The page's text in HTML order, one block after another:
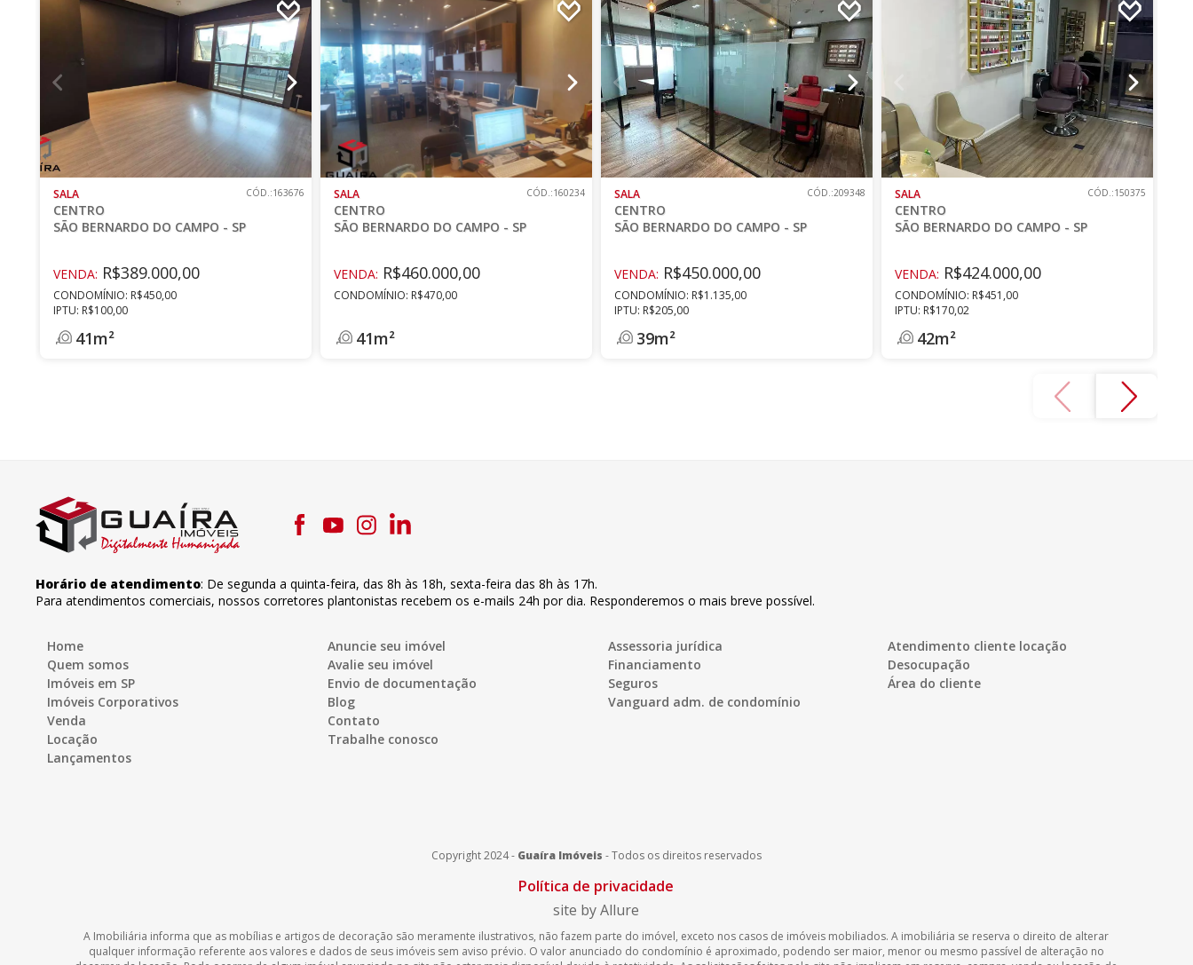
SALA
CENTRO
SÃO BERNARDO DO CAMPO - SP
CÓD.:163676
VENDA: R$389.000,00
CONDOMÍNIO: R$450,00
IPTU: R$100,00
41m²
SALA
CENTRO
SÃO BERNARDO DO CAMPO - SP
CÓD.:160234
VENDA: R$460.000,00
CONDOMÍNIO: R$470,00
41m²
SALA
CENTRO
SÃO BERNARDO DO CAMPO - SP
CÓD.:209348
VENDA: R$450.000,00
CONDOMÍNIO: R$1.135,00
IPTU: R$205,00
39m²
SALA
CENTRO
SÃO BERNARDO DO CAMPO - SP
CÓD.:150375
VENDA: R$424.000,00
CONDOMÍNIO: R$451,00
IPTU: R$170,02
42m²
Horário de atendimento: De segunda a quinta-feira,das 8h às 18h,sexta-feira das 8h às 17h.
Para atendimentos comerciais, nossos corretores plantonistas recebem os e-mails 24h por dia. Responderemos o mais breve possível.
Home
Quem somos
Imóveis em SP
Imóveis Corporativos
Venda
Locação
Lançamentos
Anuncie seu imóvel
Avalie seu imóvel
Envio de documentação
Blog
Contato
Trabalhe conosco
Assessoria jurídica
Financiamento
Seguros
Vanguard adm. de condomínio
Atendimento cliente locação
Desocupação
Área do cliente
Copyright 2024 - Guaíra Imóveis -Todos os direitos reservados
Política de privacidade
site by Allure
A Imobiliária informa que as mobílias e artigos de decoração são meramente ilustrativos, não fazem parte do imóvel, exceto nos casos de imóveis mobiliados. A imobiliária se reserva o direito de alterar
qualquer informação referente aos valores e dados de seus imóveis sem aviso prévio. O valor anunciado do condomínio é aproximado, podendo ser maior, menor ou mesmo passível de alteração no